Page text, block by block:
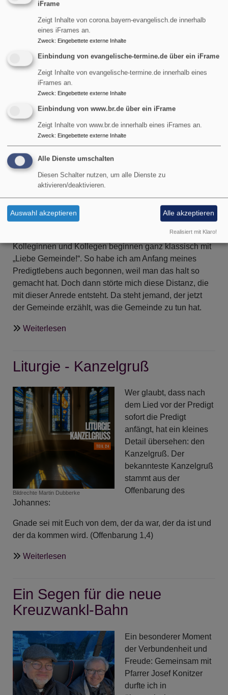
und Oberau nun verlässlich weiß, wann bei ihm
Gottesdienst ist. Das Ganze hat sich auch positiv auf die
Besucherzahlen an manchen Orten ausgewirkt.
Weiterlesenüber
Jahresrückblick
Liturgie erklärt - Die Predigt
Endlich. Der Kanzelgruß
ist gesprochen. Der
steht auf der Kanzel,
dann geht es auch schon
los mit der Anrede. Und
die ist für mich immer
sehr spannend. Manche
Kolleginnen und Kollegen beginnen ganz klassisch mit
„Liebe Gemeinde!“. So habe ich am Anfang meines
Predigtlebens auch begonnen, weil man das halt so
gemacht hat. Doch dann störte mich diese Distanz, die
mit dieser Anrede entsteht. Da steht jemand, der jetzt
der Gemeinde erzählt, was die Gemeinde zu tun hat.
Weiterlesen
Predigt
Liturgie - Kanzelgruß
Bildrechte Martin Dubberke
Wer glaubt, dass nach
dem Lied vor der Predigt
sofort die Predigt
anfängt, hat ein kleines
Detail übersehen: den
Kanzelgruß. Der
bekannteste Kanzelgruß
stammt aus der
Offenbarung des
Johannes:
Gnade sei mit Euch von dem, der da war, der da ist und
der da kommen wird. (Offenbarung 1,4)
Weiterlesen
Kanzelgruß
Ein Segen für die neue
Kreuzwankl-Bahn
Ein besonderer Moment
der Verbundenheit und
Freude: Gemeinsam mit
Pfarrer Josef Konitzer
durfte ich in
iFrame
Zeigt Inhalte von corona.bayern-evangelisch.de innerhalb
eines iFrames an.
Zweck: Eingebettete externe Inhalte
Einbindung von evangelische-termine.de über ein iFrame
Zeigt Inhalte von evangelische-termine.de innerhalb eines
iFrames an.
Zweck: Eingebettete externe Inhalte
Einbindung von www.br.de über ein iFrame
Zeigt Inhalte von www.br.de innerhalb eines iFrames an.
Zweck: Eingebettete externe Inhalte
Alle Dienste umschalten
Diesen Schalter nutzen, um alle Dienste zu
aktivieren/deaktivieren.
Auswahl akzeptieren Alle akzeptieren
Realisiert mit Klaro!